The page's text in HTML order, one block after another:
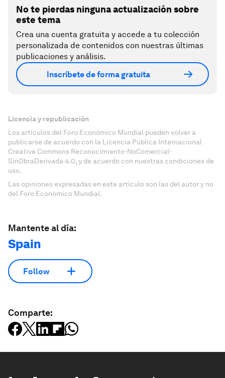
No te pierdas ninguna actualización sobre
este tema
Crea una cuenta gratuita y accede a tu colección
personalizada de contenidos con nuestras últimas
publicaciones y análisis.
Inscríbete de forma gratuita
Licencia y republicación
Los artículos del Foro Económico Mundial pueden volver a
publicarse de acuerdo con la Licencia Pública Internacional
Creative Commons Reconocimiento-NoComercial-
SinObraDerivada 4.0, y de acuerdo con nuestras condiciones de
uso.
Las opiniones expresadas en este artículo son las del autor y no
del Foro Económico Mundial.
Mantente al día:
Spain
Follow
Comparte: